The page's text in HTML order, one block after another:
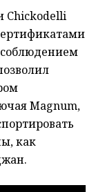
Chickodelli
соблюдением
Magnum,
как